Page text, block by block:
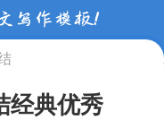
经典优秀